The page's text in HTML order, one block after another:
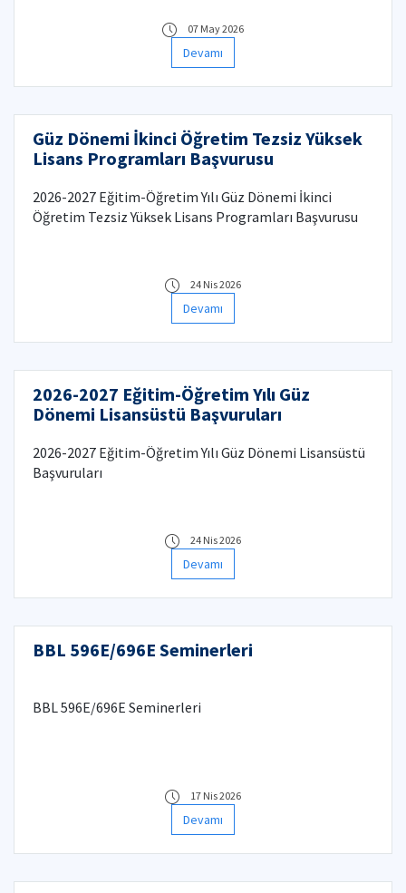
07 May 2026
Devamı
Güz Dönemi İkinci Öğretim Tezsiz Yüksek
Lisans Programları Başvurusu
2026-2027 Eğitim-Öğretim Yılı Güz Dönemi İkinci
Öğretim Tezsiz Yüksek Lisans Programları Başvurusu
24 Nis 2026
Devamı
2026-2027 Eğitim-Öğretim Yılı Güz
Dönemi Lisansüstü Başvuruları
2026-2027 Eğitim-Öğretim Yılı Güz Dönemi Lisansüstü
Başvuruları
24 Nis 2026
Devamı
BBL 596E/696E Seminerleri
BBL 596E/696E Seminerleri
17 Nis 2026
Devamı